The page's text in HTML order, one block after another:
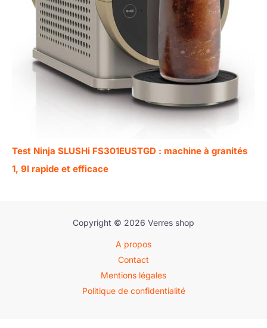
Test Ninja SLUSHi FS301EUSTGD : machine à granités
1, 9l rapide et efficace
Copyright © 2026 Verres shop
A propos
Contact
Mentions légales
Politique de confidentialité